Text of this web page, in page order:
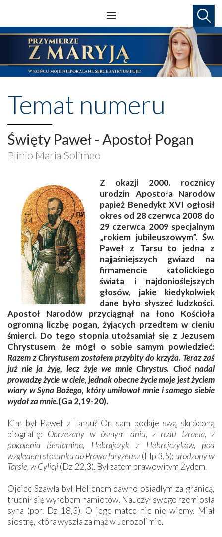
Temat numeru
Święty Paweł - Apostoł Pogan
Plinio Maria Solimeo
Z okazji 2000. rocznicy
urodzin Apostoła Narodów
papież Benedykt XVI ogłosił
okres od 28 czerwca 2008 do
29 czerwca 2009 specjalnym
„rokiem jubileuszowym”. Św.
Paweł z Tarsu to jedna z
najjaśniejszych gwiazd na
firmamencie katolickiego
świata i najdonioślejszych
głosów, jakie kiedykolwiek
dane było słyszeć ludzkości.
Apostoł Narodów przyciągnął na łono Kościoła
ogromną liczbę pogan, żyjących przedtem w cieniu
śmierci. Do tego stopnia utożsamiał się z Jezusem
Chrystusem, że mógł o sobie samym powiedzieć:
Razem z Chrystusem zostałem przybity do krzyża. Teraz zaś
już nie ja żyję, lecz żyje we mnie Chrystus. Choć nadal
prowadzę życie w ciele, jednak obecne życie moje jest życiem
wiary w Syna Bożego, który umiłował mnie i samego siebie
wydał za mnie.(Ga 2,19-20).
Kim był Paweł z Tarsu? On sam podaje swą skróconą
biografię: Obrzezany w ósmym dniu, z rodu Izraela, z
pokolenia Beniamina, Hebrajczyk z Hebrajczyków, pod
względem stosunku do Prawa faryzeusz(Flp 3,5); urodzony w
Tarsie, w Cylicji(Dz 22,3). Był zatem prawowitym Żydem.
Ojciec Szawła był Hellenem dawno osiadłym za granicą,
trudnił się wyrobem namiotów. Nauczył swego rzemiosła
syna (por. Dz 18,3). O jego matce nic nie wiemy. Miał
siostrę, która wyszła za mąż w Jerozolimie.